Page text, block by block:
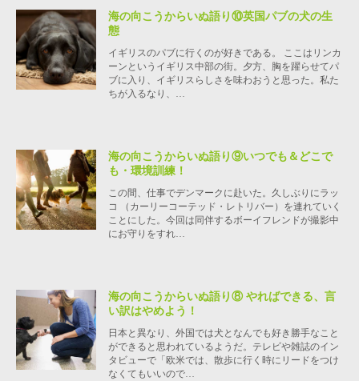
海の向こうからいぬ語り⑩英国パブの犬の生
態
イギリスのパブに行くのが好きである。 ここはリンカ
ーンというイギリス中部の街。夕方、胸を躍らせてパ
ブに入り、イギリスらしさを味わおうと思った。私た
ちが入るなり、…
海の向こうからいぬ語り⑨いつでも＆どこで
も・環境訓練！
この間、仕事でデンマークに赴いた。久しぶりにラッ
コ （カーリーコーテッド・レトリバー）を連れていく
ことにした。今回は同伴するボーイフレンドが撮影中
にお守りをすれ…
海の向こうからいぬ語り⑧ やればできる、言
い訳はやめよう！
日本と異なり、外国では犬となんでも好き勝手なこと
ができると思われているようだ。テレビや雑誌のイン
タビューで「欧米では、散歩に行く時にリードをつけ
なくてもいいので…